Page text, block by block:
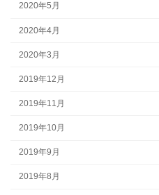
2020年5月
2020年4月
2020年3月
2019年12月
2019年11月
2019年10月
2019年9月
2019年8月